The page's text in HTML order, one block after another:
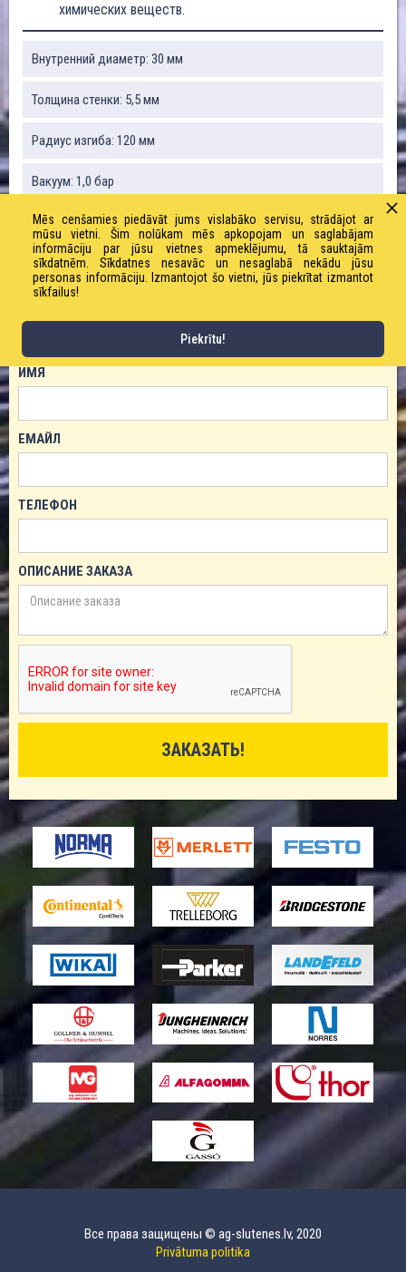
химических веществ.
Внутренний диаметр: 30 мм
Толщина стенки: 5,5 мм
Радиус изгиба: 120 мм
Вакуум: 1,0 бар
Вес: 820 г / м
Рабочее давление: 10,0 бар
ИМЯ
ЕМАЙЛ
ТЕЛЕФОН
ОПИСАНИЕ ЗАКАЗА
Все права защищены © ag-slutenes.lv, 2020
Privātuma politika
Mēs cenšamies piedāvāt jums vislabāko servisu, strādājot ar
mūsu vietni. Šim nolūkam mēs apkopojam un saglabājam
informāciju par jūsu vietnes apmeklējumu, tā sauktajām
sīkdatnēm. Sīkdatnes nesavāc un nesaglabā nekādu jūsu
personas informāciju. Izmantojot šo vietni, jūs piekrītat izmantot
sīkfailus!
Piekrītu!